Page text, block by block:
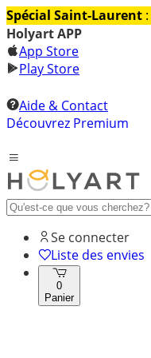
Spécial Saint-Laurent :
Holyart APP
App Store
Play Store
Aide & Contact
Découvrez Premium
Se connecter
Liste des envies
0
Panier